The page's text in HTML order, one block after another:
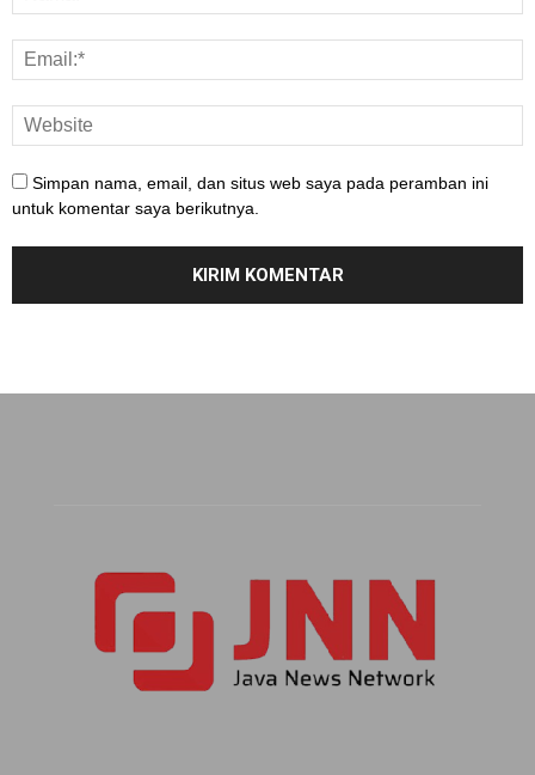
Simpan nama, email, dan situs web saya pada peramban ini
untuk komentar saya berikutnya.